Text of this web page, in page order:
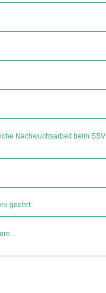
Nachwuchsarbeit beim SSV
geehrt.